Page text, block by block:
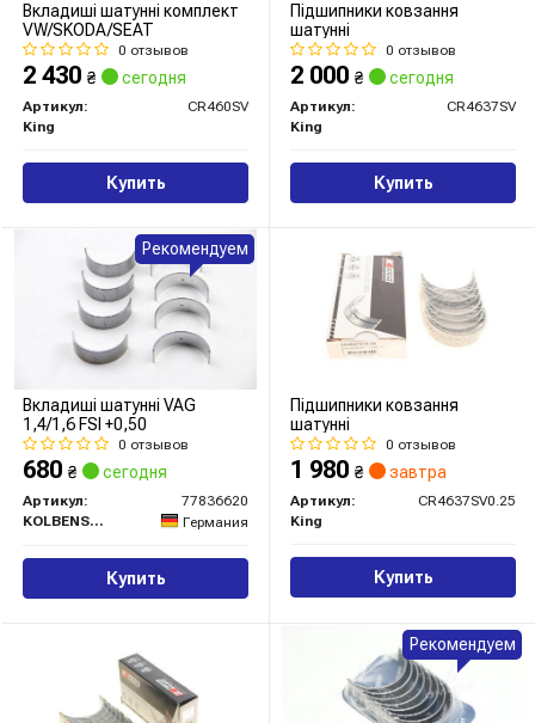
Вкладиші шатунні комплект
VW/SKODA/SEAT
0 отзывов
2 430 ₴ сегодня
Артикул:
CR460SV
King
Купить
Підшипники ковзання
шатунні
0 отзывов
2 000 ₴ сегодня
Артикул:
CR4637SV
King
Купить
Вкладиші шатунні VAG
1,4/1,6 FSI +0,50
0 отзывов
680 ₴ сегодня
Артикул:
77836620
KOLBENSCHMIDT
Германия
Купить
Рекомендуем
Підшипники ковзання
шатунні
0 отзывов
1 980 ₴ завтра
Артикул:
CR4637SV0.25
King
Купить
Рекомендуем